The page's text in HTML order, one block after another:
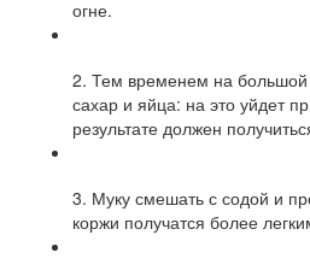
огне.
2. Тем временем на большой
сахар и яйца: на это уйдет
результате должен
3. Муку смешать с содой и
коржи получатся более